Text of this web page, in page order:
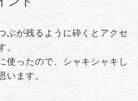
ぶが残るように砕くとアクセ
。
使ったので、シャキシャキし
います。